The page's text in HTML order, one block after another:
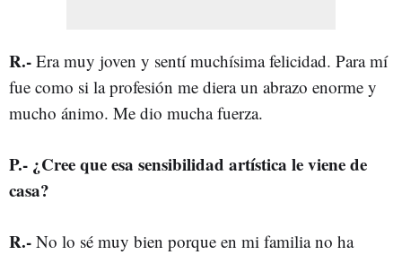
R.- Era muy joven y sentí muchísima felicidad. Para mí
fue como si la profesión me diera un abrazo enorme y
mucho ánimo. Me dio mucha fuerza.
P.- ¿Cree que esa sensibilidad artística le viene de
casa?
R.- No lo sé muy bien porque en mi familia no ha